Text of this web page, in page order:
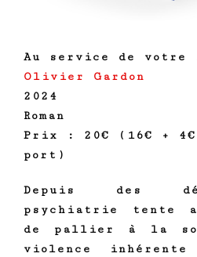
Au service de votre
Olivier Gardon
2024
Roman
Prix : 20€ (16€ +
port)
Depuis des
psychiatrie tente
de pallier à la
violence